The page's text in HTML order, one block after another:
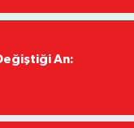
An: